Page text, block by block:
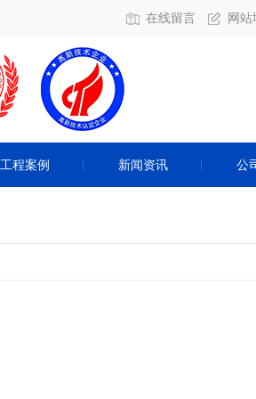
在线留言 网站
工程案例 新闻资讯 公